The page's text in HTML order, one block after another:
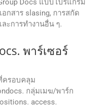
Docs แบบโปรแกรม
กสาร slasing, การสกัด
ะการทํางานอื่น ๆ.
พาร์เซอร์
ครอบคลุม
กลุ่มเมฆ/พาร์ก
access.